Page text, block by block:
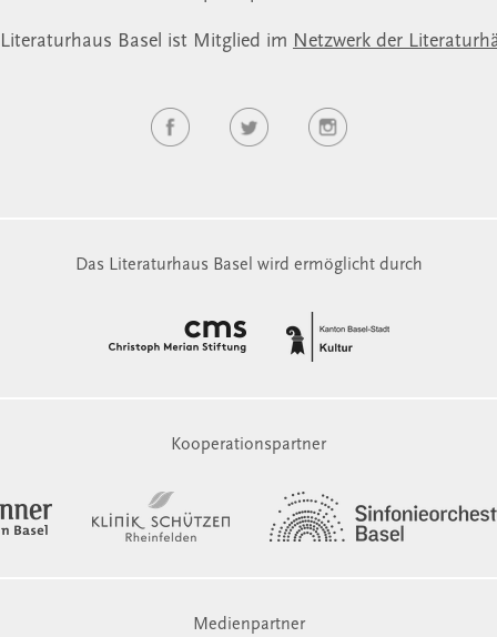
Basel ist Mitglied im Netzwerk der
Das Literaturhaus Basel wird ermöglicht durch
Kooperationspartner
Medienpartner